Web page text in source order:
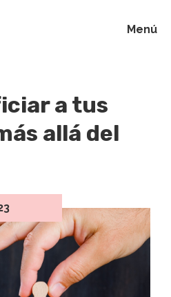
Menú
Blog
de
a tus
allá del